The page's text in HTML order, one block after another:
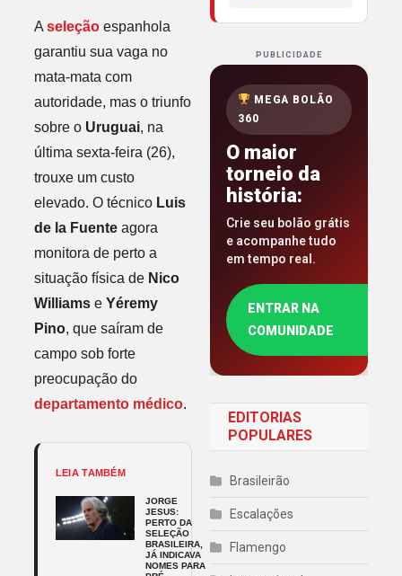
A seleçãoespanhola
garantiu sua vaga no
mata-mata com
autoridade, mas o triunfo
sobre o Uruguai, na
última sexta-feira (26),
trouxe um custo
elevado. O técnico Luis
de la Fuenteagora
monitora de perto a
situação física de Nico
Williamse Yéremy
Pino, que saíram de
campo sob forte
preocupação do
departamento médico.
LEIA TAMBÉM
JORGE
JESUS:
PERTO DA
SELEÇÃO
BRASILEIRA,
JÁ INDICAVA
NOMES PARA
PUBLICIDADE
MEGA BOLÃO
360
O maior
torneio da
história:
Crie seu bolão grátis
e acompanhe tudo
em tempo real.
ENTRAR NA
COMUNIDADE
EDITORIAS
POPULARES
Brasileirão
Escalações
Flamengo